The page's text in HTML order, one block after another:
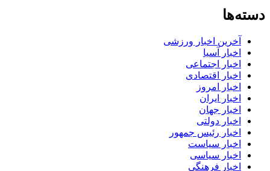
دسته‌ها
آخرین اخبار ورزشی
اخبار آسیا
اخبار اجتماعی
اخبار اقتصادی
اخبار امروز
اخبار ایران
اخبار جهان
اخبار دولتی
اخبار رئیس جمهور
اخبار سیاست
اخبار سیاسی
اخبار فرهنگی